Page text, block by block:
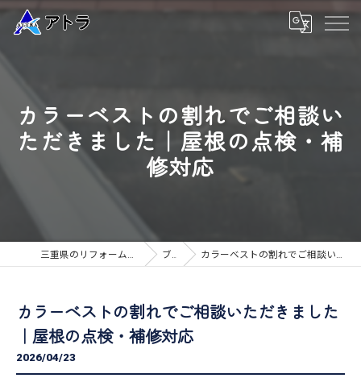
カラーベストの割れでご相談い
ただきました｜屋根の点検・補
修対応
三重県のリフォームなら高品質な工事のアトラ ブログ カラーベストの割れでご相談いただきました｜屋根の点検・補修対応
カラーベストの割れでご相談いただきました
｜屋根の点検・補修対応
2026/04/23